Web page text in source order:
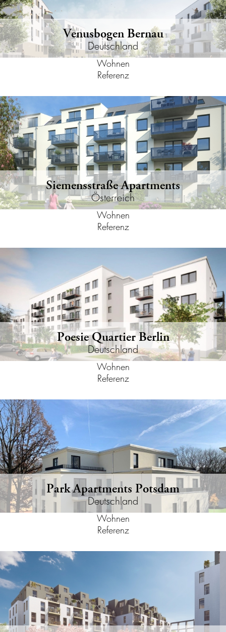
Venusbogen Bernau
Deutschland
Wohnen
Referenz
Siemensstraße Apartments
Österreich
Wohnen
Referenz
Poesie Quartier Berlin
Deutschland
Wohnen
Referenz
Park Apartments Potsdam
Deutschland
Wohnen
Referenz